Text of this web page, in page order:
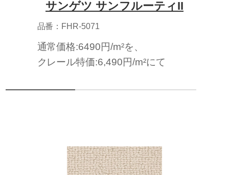
サンゲツ サンフルーティII
品番：FHR-5071
通常価格:6490円/m²を、
クレール特価:6,490円/m²にて